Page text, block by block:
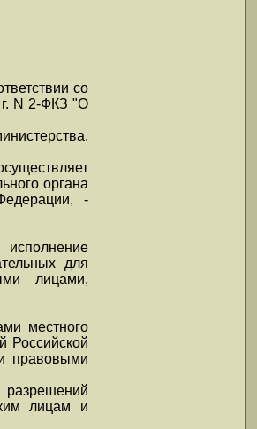
со
г. N 2-ФКЗ "О
органа
-
для
лицами,
местного
Российской
правовыми
разрешений
лицам и